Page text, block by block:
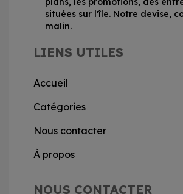
situées sur l'île. Notre devise,
malin.
LIENS UTILES
Accueil
Catégories
Nous contacter
À propos
NOUS CONTACTER